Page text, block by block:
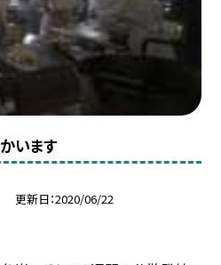
います
更新日 2020/06/22